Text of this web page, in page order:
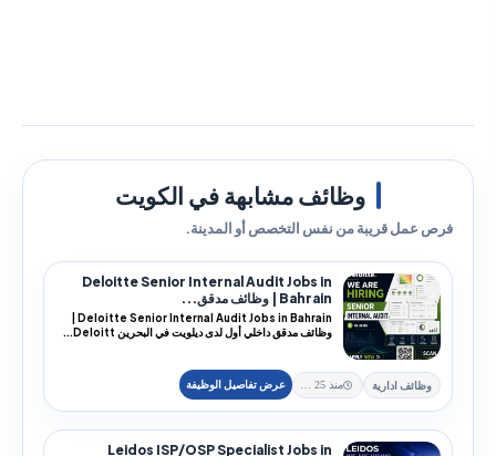
وظائف مشابهة في الكويت
فرص عمل قريبة من نفس التخصص أو المدينة.
Deloitte Senior Internal Audit Jobs in
Bahrain | وظائف مدقق...
وظائف مدقق داخلي أول لدى ديلويت في البحرين Deloitt...
وظائف ادارية
Leidos ISP/OSP Specialist Jobs in